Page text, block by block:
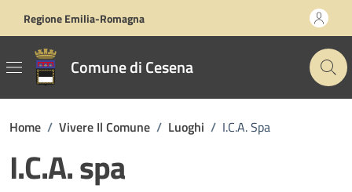
Regione Emilia-Romagna
Comune di Cesena
Home / Vivere Il Comune / Luoghi / I.C.A. Spa
I.C.A. spa